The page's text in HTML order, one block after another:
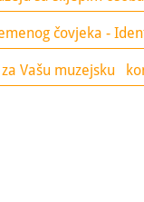
čovjeka -
Vašu muzejsku